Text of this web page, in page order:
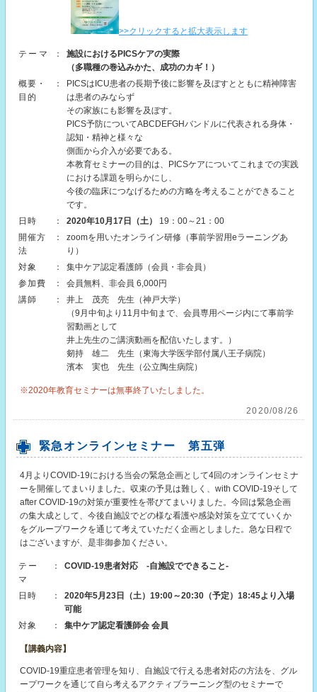
>>クリックすると拡大表示します
テーマ ：
施設におけるPICSケアの実際
（多職種の巻込みかた、成功のカギ！）
概要・
目的
：
PICSはICU患者の長期予後に影響を及ぼすとともに精神障害
は患者のみならず
その家族にも影響を及ぼす。
PICS予防についてABCDEFGHバンドルに代表される身体・
認知・精神と様々な
側面から介入が必要である。
本教育セミナーの目的は、PICSケアについてこれまでの実践
における課題を明らかにし、
今後の臨床につなげるための方略を考えることができること
です。
日時
： 2020年10月17日（土）
19：00～21：00
開催方
法
：
zoomを用いたオンライン研修（事前学習用eラーニングあ
り）
対象
：
集中ケア認定看護師（会員・非会員）
参加費
：
会員無料、非会員 6,000円
講師
：
井上 茂亮 先生（神戸大学）
（9月中旬より11月中旬まで、会員専用ページ内にて事前学
習動画として
井上先生のご講演動画を配信いたします。）
剱持 雄二 先生（東海大学医学部付属八王子病院）
濱本 実也 先生（公立陶生病院）
※2020年教育セミナーは無事終了いたしました。
2020/08/26
緊急オンラインセミナー 第五弾
4月よりCOVID-19における当会の緊急企画として4回のオンラインセミナ
ーを開催してまいりました。収束の予見は難しく、with COVID-19そして
after COVID-19の対策が重要性を帯びてまいりました。今回は緊急企画
の集大成として、今後自施設でどの様な看護や感染対策を立てていくか
をグループワークを通じて考えていただく企画としました。急な日程で
はございますが、是非御参加ください。
テー
マ
： COVID-19患者対応 -自施設でできること-
日時 ：
2020年5月23日（土）19:00～20:30（予定）18:45より入場
可能
対象
： 集中ケア認定看護師会 会員
【講義内容】
COVID-19重症患者管理を知り、自施設で行える患者対応の方法を、グル
ープワークを通じて自ら考えるアクティブラーニング型のセミナーで